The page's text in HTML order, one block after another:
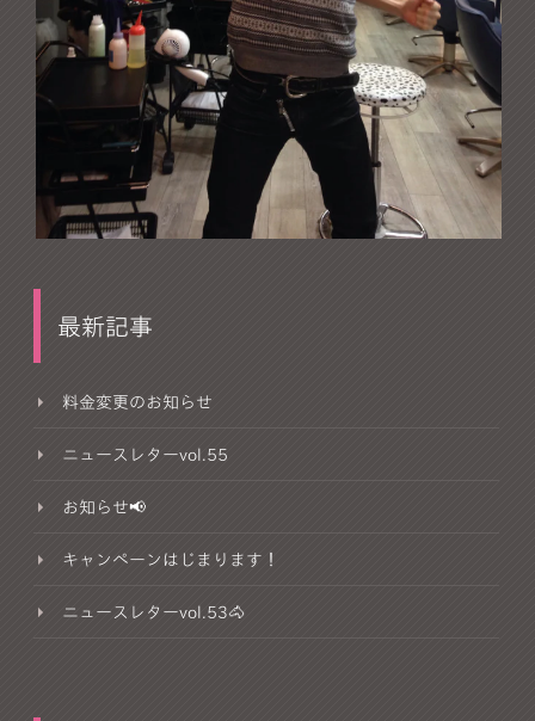
最新記事
料金変更のお知らせ
ニュースレターvol.55
お知らせ📢
キャンペーンはじまります！
ニュースレターvol.53🐴